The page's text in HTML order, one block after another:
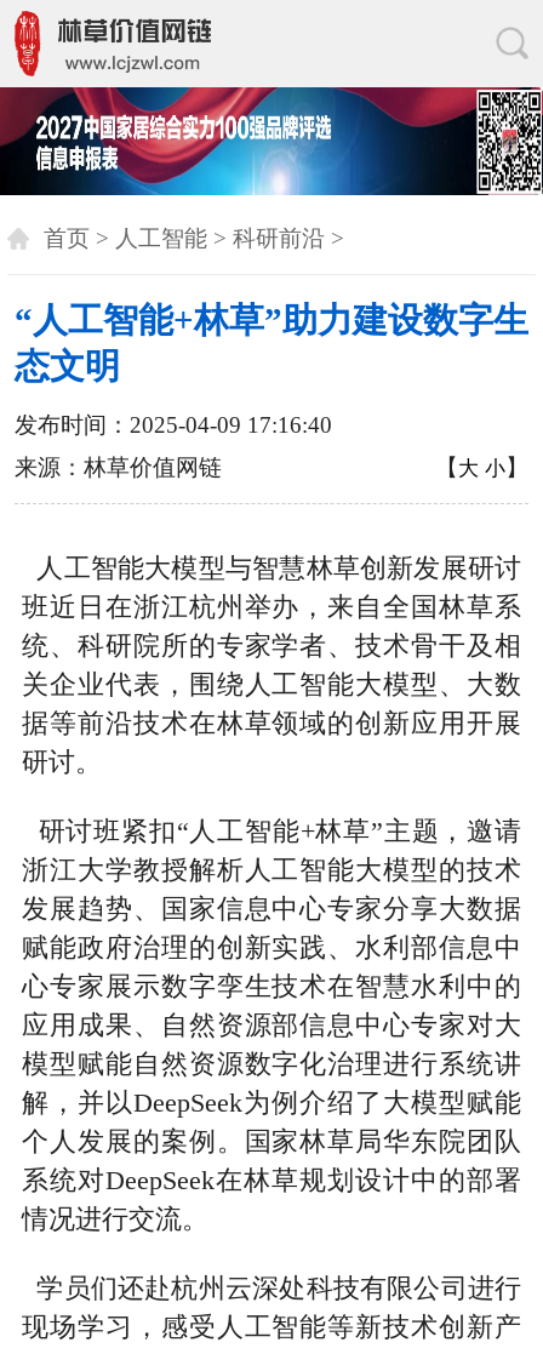
首页 > 人工智能> 科研前沿>
“人工智能+林草”助力建设数字生
态文明
发布时间：2025-04-09 17:16:40
来源：林草价值网链
【 大 小】
人工智能大模型与智慧林草创新发展研讨
班近日在浙江杭州举办，来自全国林草系
统、科研院所的专家学者、技术骨干及相
关企业代表，围绕人工智能大模型、大数
据等前沿技术在林草领域的创新应用开展
研讨。
研讨班紧扣“人工智能+林草”主题，邀请
浙江大学教授解析人工智能大模型的技术
发展趋势、国家信息中心专家分享大数据
赋能政府治理的创新实践、水利部信息中
心专家展示数字孪生技术在智慧水利中的
应用成果、自然资源部信息中心专家对大
模型赋能自然资源数字化治理进行系统讲
解，并以DeepSeek为例介绍了大模型赋能
个人发展的案例。国家林草局华东院团队
系统对DeepSeek在林草规划设计中的部署
情况进行交流。
学员们还赴杭州云深处科技有限公司进行
现场学习，感受人工智能等新技术创新产